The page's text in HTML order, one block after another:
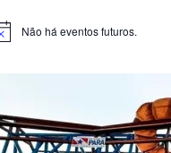
Não há eventos futuros.